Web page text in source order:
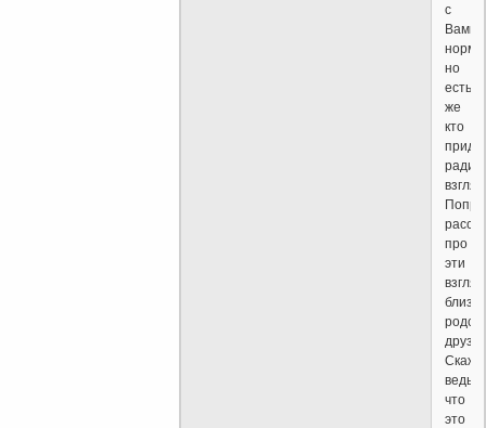
с
Вами,
но
есть
же
кто
про
эти
ведь
что
это